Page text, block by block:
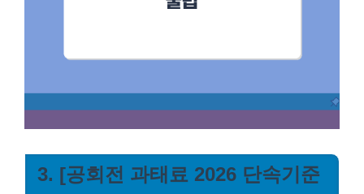
3. [공회전 과태료 2026 단속기준